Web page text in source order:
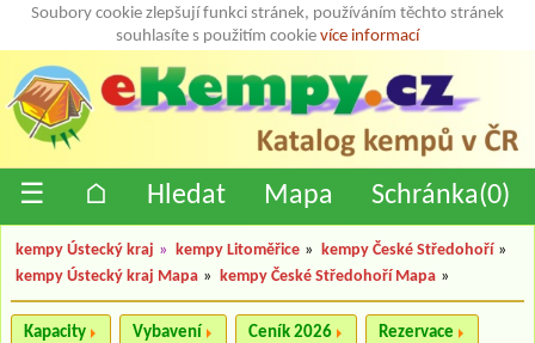
Soubory cookie zlepšují funkci stránek, používáním těchto stránek
souhlasíte s použitím cookie více informací
☰ ⌂ Hledat Mapa Schránka(0)
kempy Ústecký kraj » kempy Litoměřice » kempy České Středohoří »
kempy Ústecký kraj Mapa » kempy České Středohoří Mapa »
Kapacity Vybavení Ceník 2026 Rezervace